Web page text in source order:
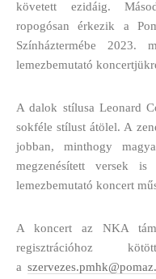
követett ezidáig.
ropogósan érkezik a
Színháztermébe 2023.
lemezbemutató
A dalok stílusa Leonard
sokféle stílust átölel. A
jobban, minthogy
megzenésített versek
lemezbemutató koncert
A koncert az NKA
regisztrációhoz
a